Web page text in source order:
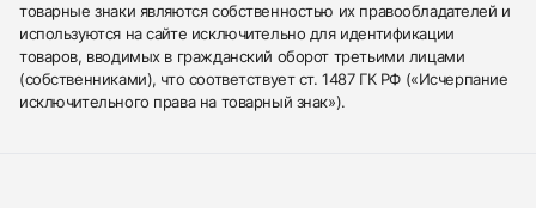
товарные знаки являются собственностью их правообладателей и
используются на сайте исключительно для идентификации
товаров, вводимых в гражданский оборот третьими лицами
(собственниками), что соответствует ст. 1487 ГК РФ («Исчерпание
исключительного права на товарный знак»).